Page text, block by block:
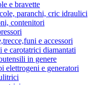
e bravette
paranchi, cric idraulici
contenitori
e accessori
e carotatrici diamantati
in genere
elettrogeni e generatori